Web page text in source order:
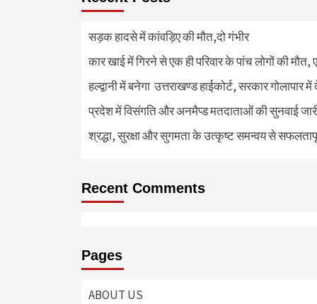
सड़क हादसे में कांवड़िए की मौत,दो गंभीर
कार खाई में गिरने से एक ही परिवार के पांच लोगों की मौत,
हल्द्वानी में बनेगा उत्तराखण्ड हाईकोर्ट, सरकार गोलापार
प्रदेश में विसंगति और अनमैप्ड मतदाताओं की सुनवाई
श्रद्धा, सुरक्षा और सुगमता के उत्कृष्ट समन्वय से
Recent Comments
Pages
ABOUT US